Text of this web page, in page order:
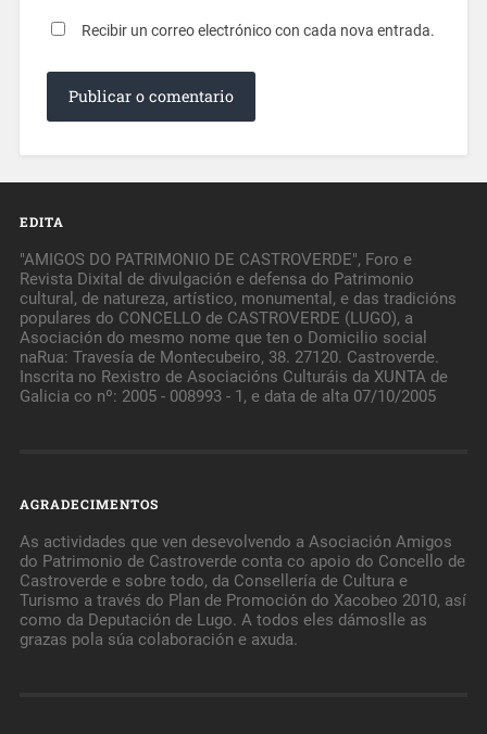
Recibir un correo electrónico con cada nova entrada.
EDITA
"AMIGOS DO PATRIMONIO DE CASTROVERDE", Foro e
Revista Dixital de divulgación e defensa do Patrimonio
cultural, de natureza, artístico, monumental, e das tradicións
populares do CONCELLO de CASTROVERDE (LUGO), a
Asociación do mesmo nome que ten o Domicilio social
naRua: Travesía de Montecubeiro, 38. 27120. Castroverde.
Inscrita no Rexistro de Asociacións Culturáis da XUNTA de
Galicia co nº: 2005 - 008993 - 1, e data de alta 07/10/2005
AGRADECIMENTOS
As actividades que ven desevolvendo a Asociación Amigos
do Patrimonio de Castroverde conta co apoio do Concello de
Castroverde e sobre todo, da Consellería de Cultura e
Turismo a través do Plan de Promoción do Xacobeo 2010, así
como da Deputación de Lugo. A todos eles dámoslle as
grazas pola súa colaboración e axuda.